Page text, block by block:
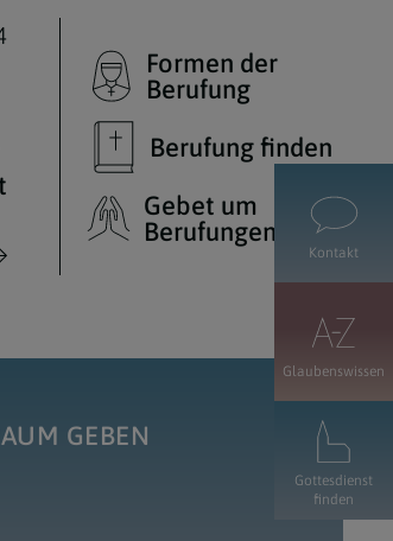
Kontakt
Glaubenswissen
Gottesdienst
finden
Formen der
Berufung
Berufung finden
Gebet um
Berufungen
GEBEN